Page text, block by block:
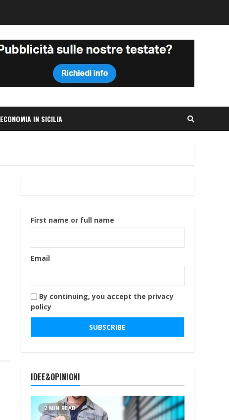
ECONOMIA IN SICILIA
First name or full name
Email
By continuing, you accept the privacy
policy
IDEE&OPINIONI
2 MIN READ